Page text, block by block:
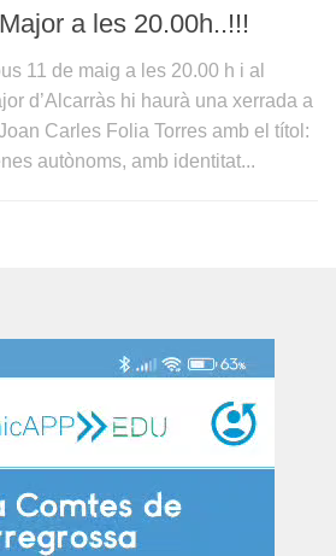
a les 20.00h..!!!
11 de maig a les 20.00 h i al
d’Alcarràs hi haurà una xerrada a
Carles Folia Torres amb el títol:
autònoms, amb identitat...